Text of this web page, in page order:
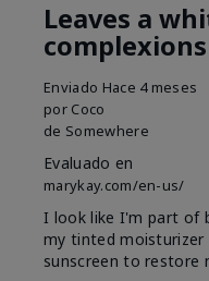
Leaves a
complexions
Enviado Hace 4 meses
por Coco
de Somewhere
Evaluado en
marykay.com/en-us/
I look like I'm part of
my tinted
sunscreen to restore